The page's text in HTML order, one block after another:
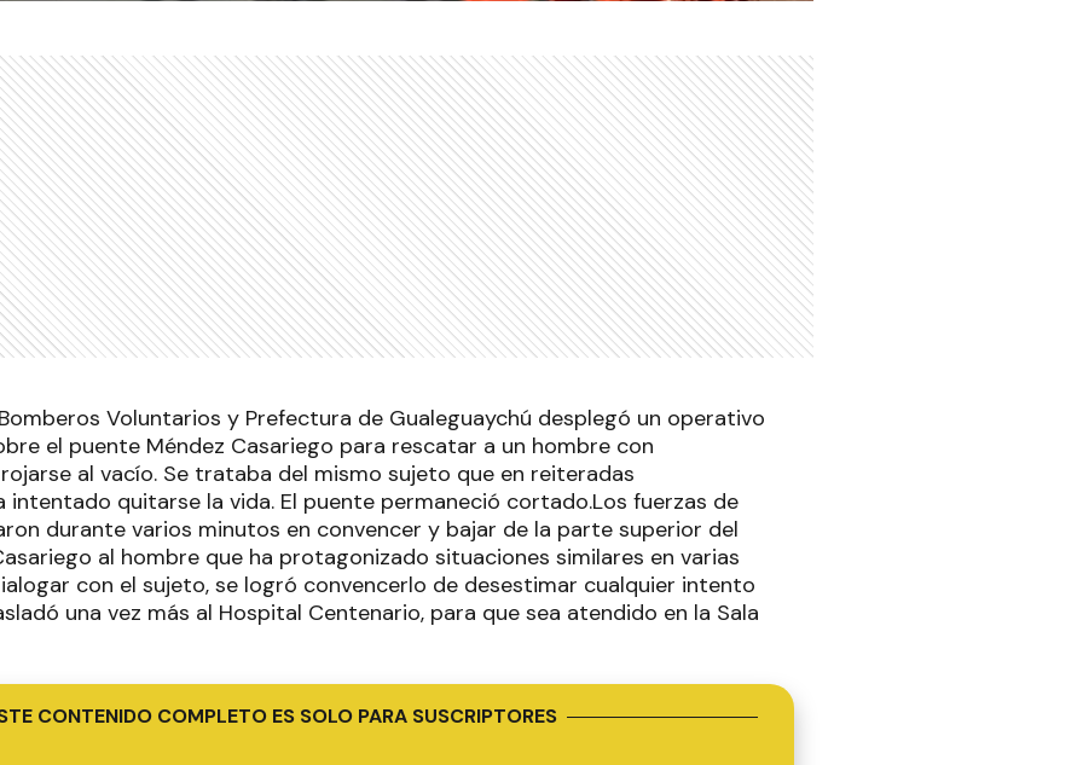
Voluntarios y Prefectura de Gualeguaychú desplegó un operativo
el puente Méndez Casariego para rescatar a un hombre con
al vacío. Se trataba del mismo sujeto que en reiteradas
intentado quitarse la vida. El puente permaneció cortado.Los fuerzas de
durante varios minutos en convencer y bajar de la parte superior del
al hombre que ha protagonizado situaciones similares en varias
con el sujeto, se logró convencerlo de desestimar cualquier intento
una vez más al Hospital Centenario, para que sea atendido en la Sala
CONTENIDO COMPLETO ES SOLO PARA SUSCRIPTORES